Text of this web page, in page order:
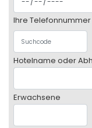
Ihre Telefonnummer
Hotelname oder
Erwachsene